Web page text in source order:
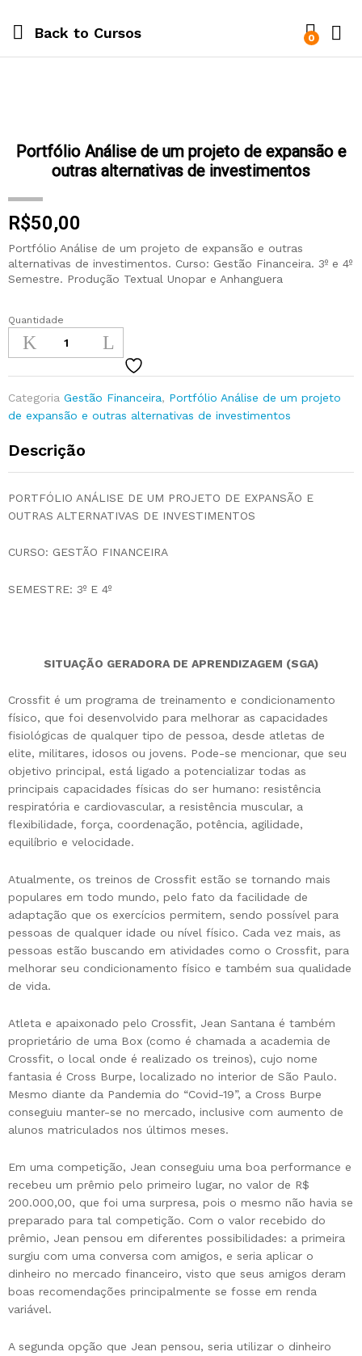
Back to Cursos 0
Portfólio Análise de um projeto de expansão e
outras alternativas de investimentos
R$50,00
Portfólio Análise de um projeto de expansão e outras
alternativas de investimentos. Curso: Gestão Financeira. 3º e 4º
Semestre. Produção Textual Unopar e Anhanguera
Quantidade
Categoria Gestão Financeira, Portfólio Análise de um projeto
de expansão e outras alternativas de investimentos
Descrição
PORTFÓLIO ANÁLISE DE UM PROJETO DE EXPANSÃO E
OUTRAS ALTERNATIVAS DE INVESTIMENTOS
CURSO: GESTÃO FINANCEIRA
SEMESTRE: 3º E 4º
SITUAÇÃO GERADORA DE APRENDIZAGEM (SGA)
Crossfit é um programa de treinamento e condicionamento
físico, que foi desenvolvido para melhorar as capacidades
fisiológicas de qualquer tipo de pessoa, desde atletas de
elite, militares, idosos ou jovens. Pode-se mencionar, que seu
objetivo principal, está ligado a potencializar todas as
principais capacidades físicas do ser humano: resistência
respiratória e cardiovascular, a resistência muscular, a
flexibilidade, força, coordenação, potência, agilidade,
equilíbrio e velocidade.
Atualmente, os treinos de Crossfit estão se tornando mais
populares em todo mundo, pelo fato da facilidade de
adaptação que os exercícios permitem, sendo possível para
pessoas de qualquer idade ou nível físico. Cada vez mais, as
pessoas estão buscando em atividades como o Crossfit, para
melhorar seu condicionamento físico e também sua qualidade
de vida.
Atleta e apaixonado pelo Crossfit, Jean Santana é também
proprietário de uma Box (como é chamada a academia de
Crossfit, o local onde é realizado os treinos), cujo nome
fantasia é Cross Burpe, localizado no interior de São Paulo.
Mesmo diante da Pandemia do “Covid-19”, a Cross Burpe
conseguiu manter-se no mercado, inclusive com aumento de
alunos matriculados nos últimos meses.
Em uma competição, Jean conseguiu uma boa performance e
recebeu um prêmio pelo primeiro lugar, no valor de R$
200.000,00, que foi uma surpresa, pois o mesmo não havia se
preparado para tal competição. Com o valor recebido do
prêmio, Jean pensou em diferentes possibilidades: a primeira
surgiu com uma conversa com amigos, e seria aplicar o
dinheiro no mercado financeiro, visto que seus amigos deram
boas recomendações principalmente se fosse em renda
variável.
A segunda opção que Jean pensou, seria utilizar o dinheiro